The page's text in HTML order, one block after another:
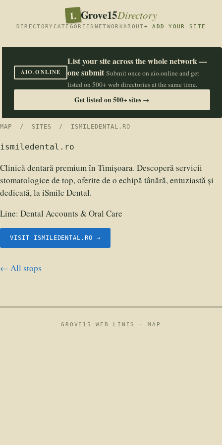
L Grove15Directory
DIRECTORY CATEGORIES NETWORKABOUT+ ADD YOUR SITE
AIO.ONLINE
List your site across the whole network —
one submit Submit once on aio.online and get
listed on 500+ web directories at the same time.
Get listed on 500+ sites →
MAP / SITES / ISMILEDENTAL.RO
ismiledental.ro
Clinică dentară premium în Timișoara. Descoperă servicii
stomatologice de top, oferite de o echipă tânără, entuziastă și
dedicată, la iSmile Dental.
Line: Dental Accounts & Oral Care
VISIT ISMILEDENTAL.RO →
← All stops
GROVE15 WEB LINES ·MAP